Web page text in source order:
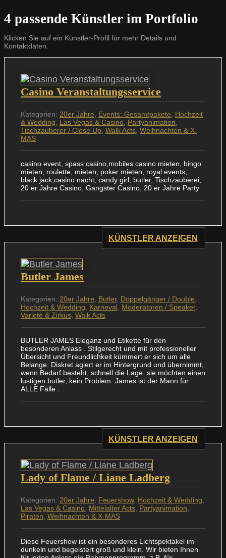
4 passende Künstler im Portfolio
Klicken Sie auf ein Künstler-Profil für mehr Details und
Kontaktdaten.
Casino Veranstaltungsservice
Kategorien: 20er Jahre Events: Gesamtpakete
Hochzeit
& Wedding
Las Vegas & Casino Partyanimation
Tischzauberer / Close Up Walk Acts Weihnachten & X-
MAS
casino event, spass casino,mobiles casino mieten, bingo
mieten, roulette, mieten, poker mieten, royal events,
black jack,casino nacht, candy girl, butler, Tischzauberei,
20 er Jahre Casino, Gangster Casino, 20 er Jahre Party
KÜNSTLER ANZEIGEN
Butler James
Kategorien: 20er Jahre Butler, Doppelgänger / Double
Hochzeit & Wedding
Karneval Moderatoren / Speaker,
Varieté & Zirkus Walk Acts
BUTLER JAMES Eleganz und Etikette für den
besonderen Anlass . Stilgerecht und mit professioneller
Übersicht und Freundlichkeit kümmert er sich um alle
Belange. Diskret agiert er im Hintergrund und übernimmt,
wenn Bedarf besteht, schnell die Lage. sie möchten einen
lustigen butler, kein Problem. James ist der Mann für
ALLE Fälle .
KÜNSTLER ANZEIGEN
Lady of Flame / Liane Ladberg
Kategorien: 20er Jahre Feuershow, Hochzeit & Wedding
Las Vegas & Casino
Mittelalter Acts Partyanimation
Piraten Weihnachten & X-MAS
Diese Feuershow ist ein besonderes Lichtspektakel im
dunkeln und begeistert groß und klein. Wir bieten Ihnen